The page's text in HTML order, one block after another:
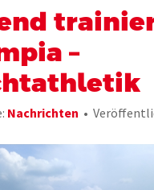
–
Nachrichten